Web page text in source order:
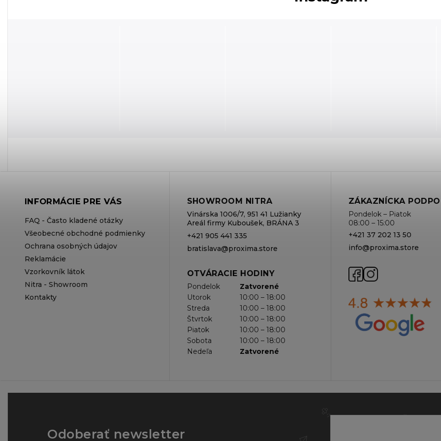
INFORMÁCIE PRE VÁS
FAQ - Často kladené otázky
Všeobecné obchodné podmienky
Ochrana osobných údajov
Reklamácie
Vzorkovník látok
Nitra - Showroom
Kontakty
SHOWROOM NITRA
Vinárska 1006/7, 951 41 Lužianky
Areál firmy Kuboušek, BRÁNA 3
+421 905 441 335
bratislava@proxima.store
OTVÁRACIE HODINY
Pondelok
Zatvorené
Utorok
10:00 – 18:00
Streda
10:00 – 18:00
Štvrtok
10:00 – 18:00
Piatok
10:00 – 18:00
Sobota
10:00 – 18:00
Nedeľa
Zatvorené
ZÁKAZNÍCKA
Pondelok – Piatok
08:00 – 15:00
+421 37 202 13 50
info@proxima.store
Odoberať newsletter